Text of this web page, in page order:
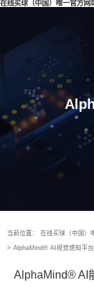
在线买球（中国）唯一官方网
当前位置： 在线买球（中国）
> AlphaMind® AI视觉感知平台
AlphaMind® AI